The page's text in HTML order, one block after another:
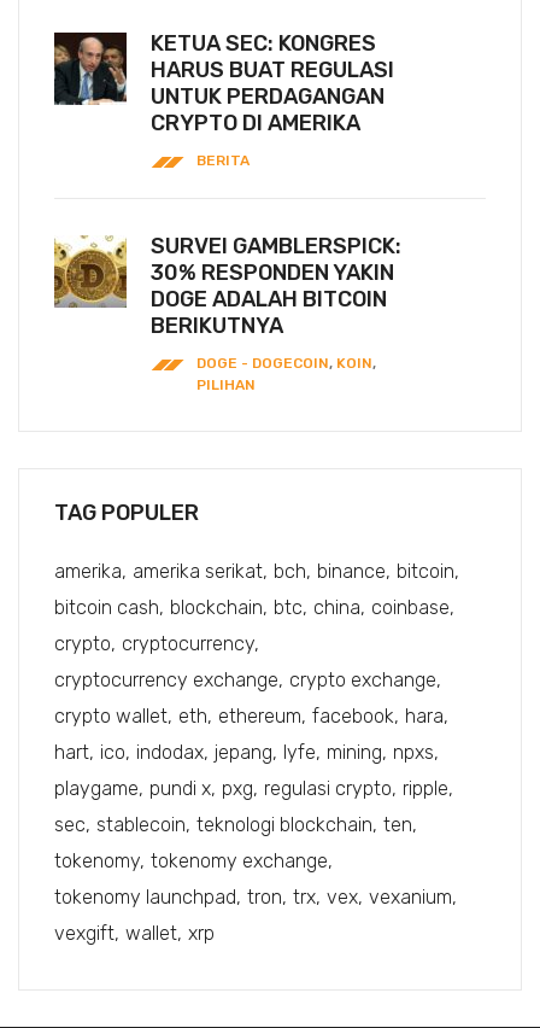
KETUA SEC: KONGRES
HARUS BUAT REGULASI
UNTUK PERDAGANGAN
CRYPTO DI AMERIKA
BERITA
SURVEI GAMBLERSPICK:
30% RESPONDEN YAKIN
DOGE ADALAH BITCOIN
BERIKUTNYA
DOGE - DOGECOIN, KOIN,
PILIHAN
TAG POPULER
amerika amerika serikat bch binance bitcoin
bitcoin cash blockchain btc china coinbase
crypto cryptocurrency
cryptocurrency exchange crypto exchange
crypto wallet eth ethereum facebook hara
hart ico indodax jepang lyfe mining npxs
playgame pundi x pxg regulasi crypto ripple
sec stablecoin teknologi blockchain ten
tokenomy tokenomy exchange
tokenomy launchpad tron trx vex vexanium
vexgift wallet xrp